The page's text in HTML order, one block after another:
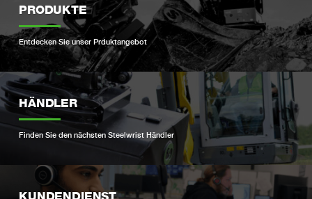
PRODUKTE
Entdecken Sie unser Prduktangebot
HÄNDLER
Finden Sie den nächsten Steelwrist Händler
KUNDENDIENST